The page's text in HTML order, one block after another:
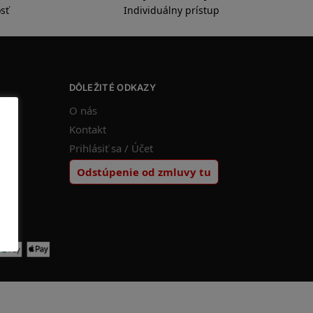
Individuálny prístup
DÔLEŽITÉ ODKAZY
O nás
Kontakt
Prihlásiť sa / Účet
Odstúpenie od zmluvy tu